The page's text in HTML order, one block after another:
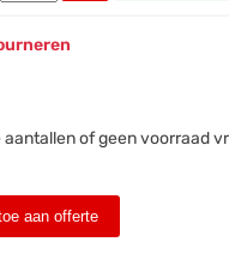
aantallen of geen voorraad
aan offerte